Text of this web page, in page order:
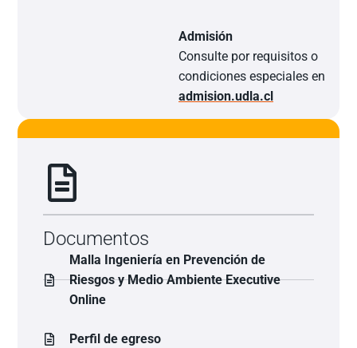
Admisión
Consulte por requisitos o
condiciones especiales en
admision.udla.cl
Documentos
Malla Ingeniería en Prevención de
Riesgos y Medio Ambiente Executive
Online
Perfil de egreso